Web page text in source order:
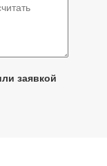
заявкой